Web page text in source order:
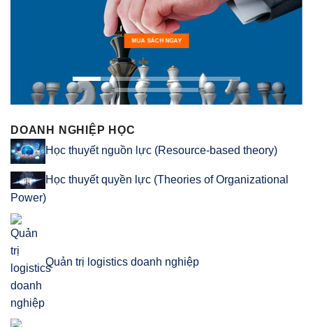
MUA SÁCH NGAY
DOANH NGHIỆP HỌC
Học thuyết nguồn lực (Resource-based theory)
Học thuyết quyền lực (Theories of Organizational
Power)
Quản trị logistics doanh nghiệp